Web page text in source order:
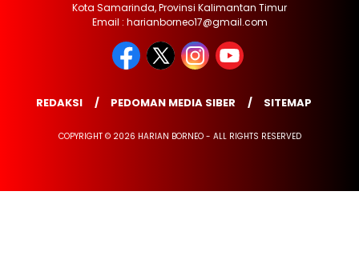
Kota Samarinda, Provinsi Kalimantan Timur
Email : harianborneo17@gmail.com
REDAKSI PEDOMAN MEDIA SIBER SITEMAP
COPYRIGHT © 2026 HARIAN BORNEO - ALL RIGHTS RESERVED